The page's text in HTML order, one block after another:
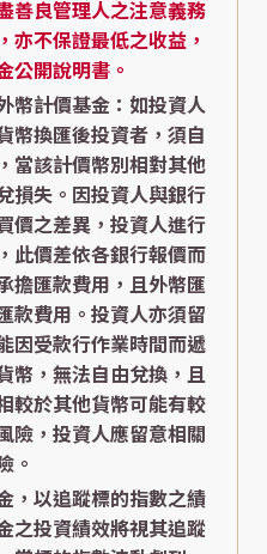
善良管理人之注意義務
亦不保證最低之收益，
公開說明書。
幣計價基金：如投資人
幣換匯後投資者，須自
當該計價幣別相對其他
損失。因投資人與銀行
價之差異，投資人進行
此價差依各銀行報價而
擔匯款費用，且外幣匯
款費用。投資人亦須留
因受款行作業時間而遞
幣，無法自由兌換，且
較於其他貨幣可能有較
險，投資人應留意相關
。
，以追蹤標的指數之績
之投資績效將視其追蹤